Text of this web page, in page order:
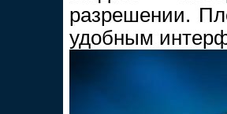
разрешении.
удобным